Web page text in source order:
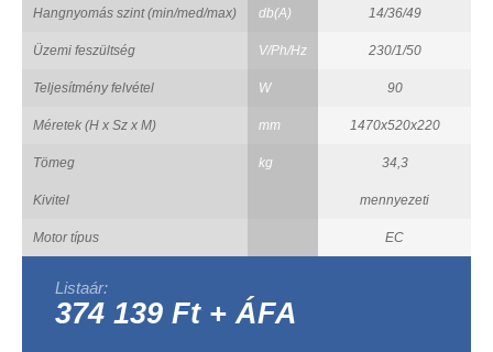
Hangnyomás szint (min/med/max) db(A) 14/36/49
Üzemi feszültség V/Ph/Hz 230/1/50
Teljesítmény felvétel W 90
Méretek (H x Sz x M) mm 1470x520x220
Tömeg kg 34,3
Kivitel mennyezeti
Motor típus EC
Listaár:
374 139 Ft + ÁFA